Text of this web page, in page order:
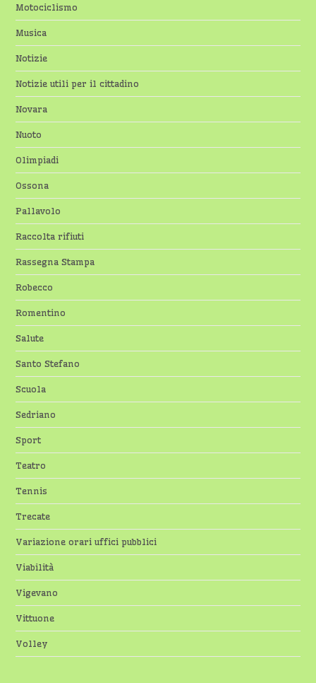
Motociclismo
Musica
Notizie
Notizie utili per il cittadino
Novara
Nuoto
Olimpiadi
Ossona
Pallavolo
Raccolta rifiuti
Rassegna Stampa
Robecco
Romentino
Salute
Santo Stefano
Scuola
Sedriano
Sport
Teatro
Tennis
Trecate
Variazione orari uffici pubblici
Viabilità
Vigevano
Vittuone
Volley